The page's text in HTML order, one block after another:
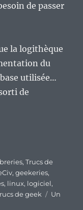
de passer
la logithèque
du
utilisée…
de
,Trucs de
,geekeries,
, linux, logiciel,
de geek
Un